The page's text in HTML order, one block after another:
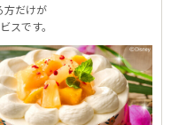
方だけが
スです。